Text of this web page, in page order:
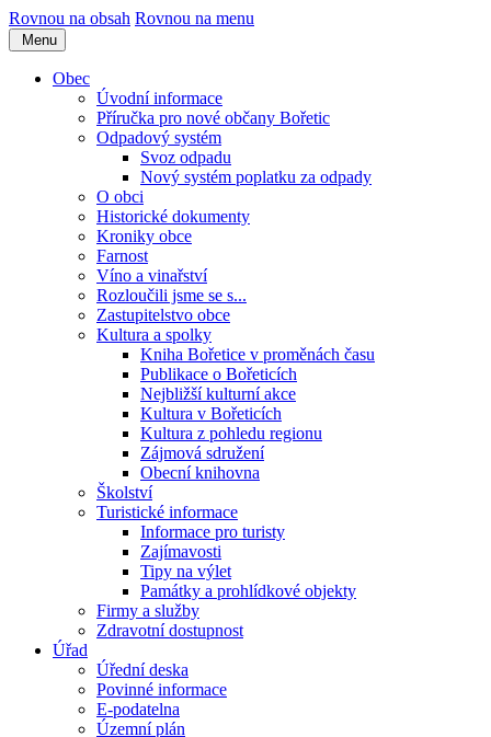
Rovnou na obsah Rovnou na menu
Menu
Obec
Úvodní informace
Příručka pro nové občany Bořetic
Odpadový systém
Svoz odpadu
Nový systém poplatku za odpady
O obci
Historické dokumenty
Kroniky obce
Farnost
Víno a vinařství
Rozloučili jsme se s...
Zastupitelstvo obce
Kultura a spolky
Kniha Bořetice v proměnách času
Publikace o Bořeticích
Nejbližší kulturní akce
Kultura v Bořeticích
Kultura z pohledu regionu
Zájmová sdružení
Obecní knihovna
Školství
Turistické informace
Informace pro turisty
Zajímavosti
Tipy na výlet
Památky a prohlídkové objekty
Firmy a služby
Zdravotní dostupnost
Úřad
Úřední deska
Povinné informace
E-podatelna
Územní plán